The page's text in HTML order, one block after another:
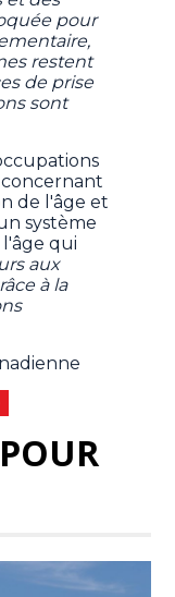
pour
restent
de prise
sont
de l'âge et
système
qui
aux
à la